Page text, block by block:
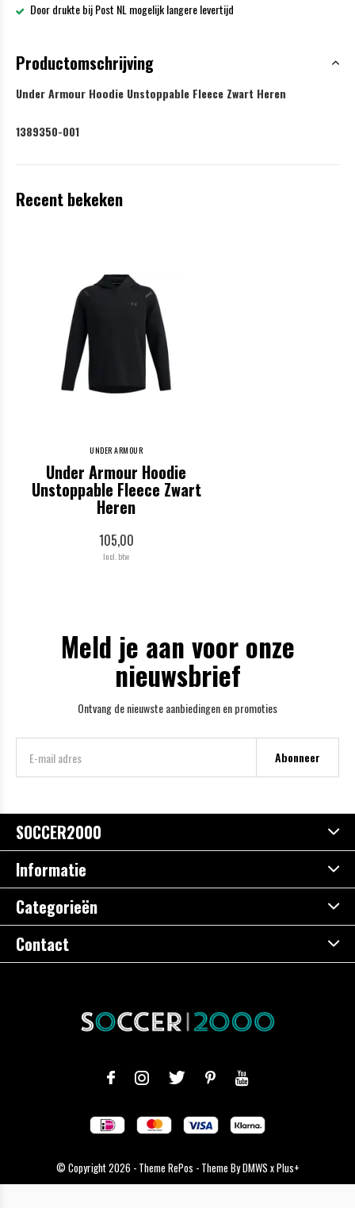
Door drukte bij Post NL mogelijk langere levertijd
Productomschrijving
Under Armour Hoodie Unstoppable Fleece Zwart Heren
1389350-001
Recent bekeken
UNDER ARMOUR
Under Armour Hoodie
Unstoppable Fleece Zwart
Heren
105,00
Incl. btw
Meld je aan voor onze
nieuwsbrief
Ontvang de nieuwste aanbiedingen en promoties
Abonneer
SOCCER2000
Informatie
Categorieën
Contact
© Copyright2026 - Theme RePos - Theme ByDMWS xPlus+